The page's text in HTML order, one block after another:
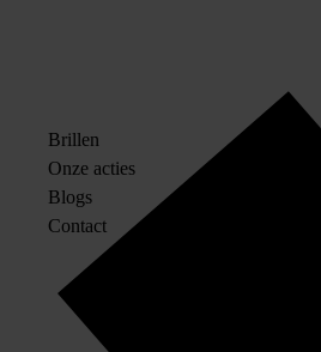
Brillen
Onze acties
Blogs
Contact